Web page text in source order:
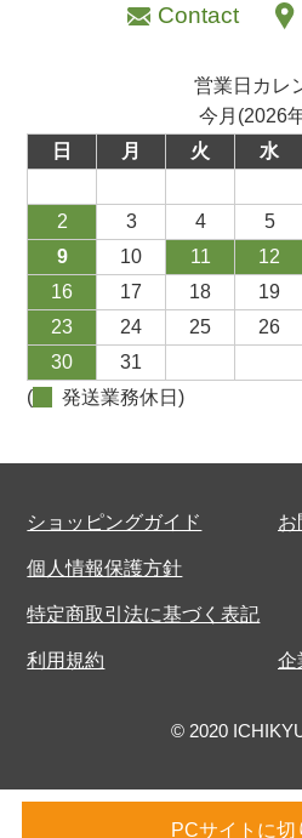
Contact
営業日カレ
今月(2026
日
月 火 水
2
3 4 5
9
10 11 12
16
17 18 19
23
24 25 26
30
31
(
発送業務休日)
ショッピングガイド お
個人情報保護方針
特定商取引法に基づく表記
利用規約 企
© 2020
PCサイトに切